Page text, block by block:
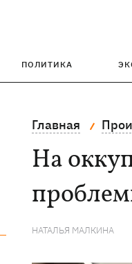
ПОЛИТИКА
Главная
На
НАТАЛЬЯ МАЛКИНА